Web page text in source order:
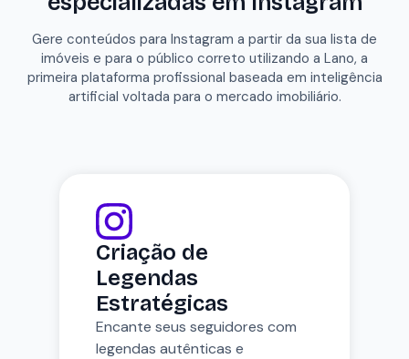
Gere conteúdos para Instagram a partir da sua lista de
imóveis e para o público correto utilizando a Lano, a
primeira plataforma profissional baseada em inteligência
artificial voltada para o mercado imobiliário.
Criação de
Legendas
Estratégicas
Encante seus seguidores com
legendas autênticas e